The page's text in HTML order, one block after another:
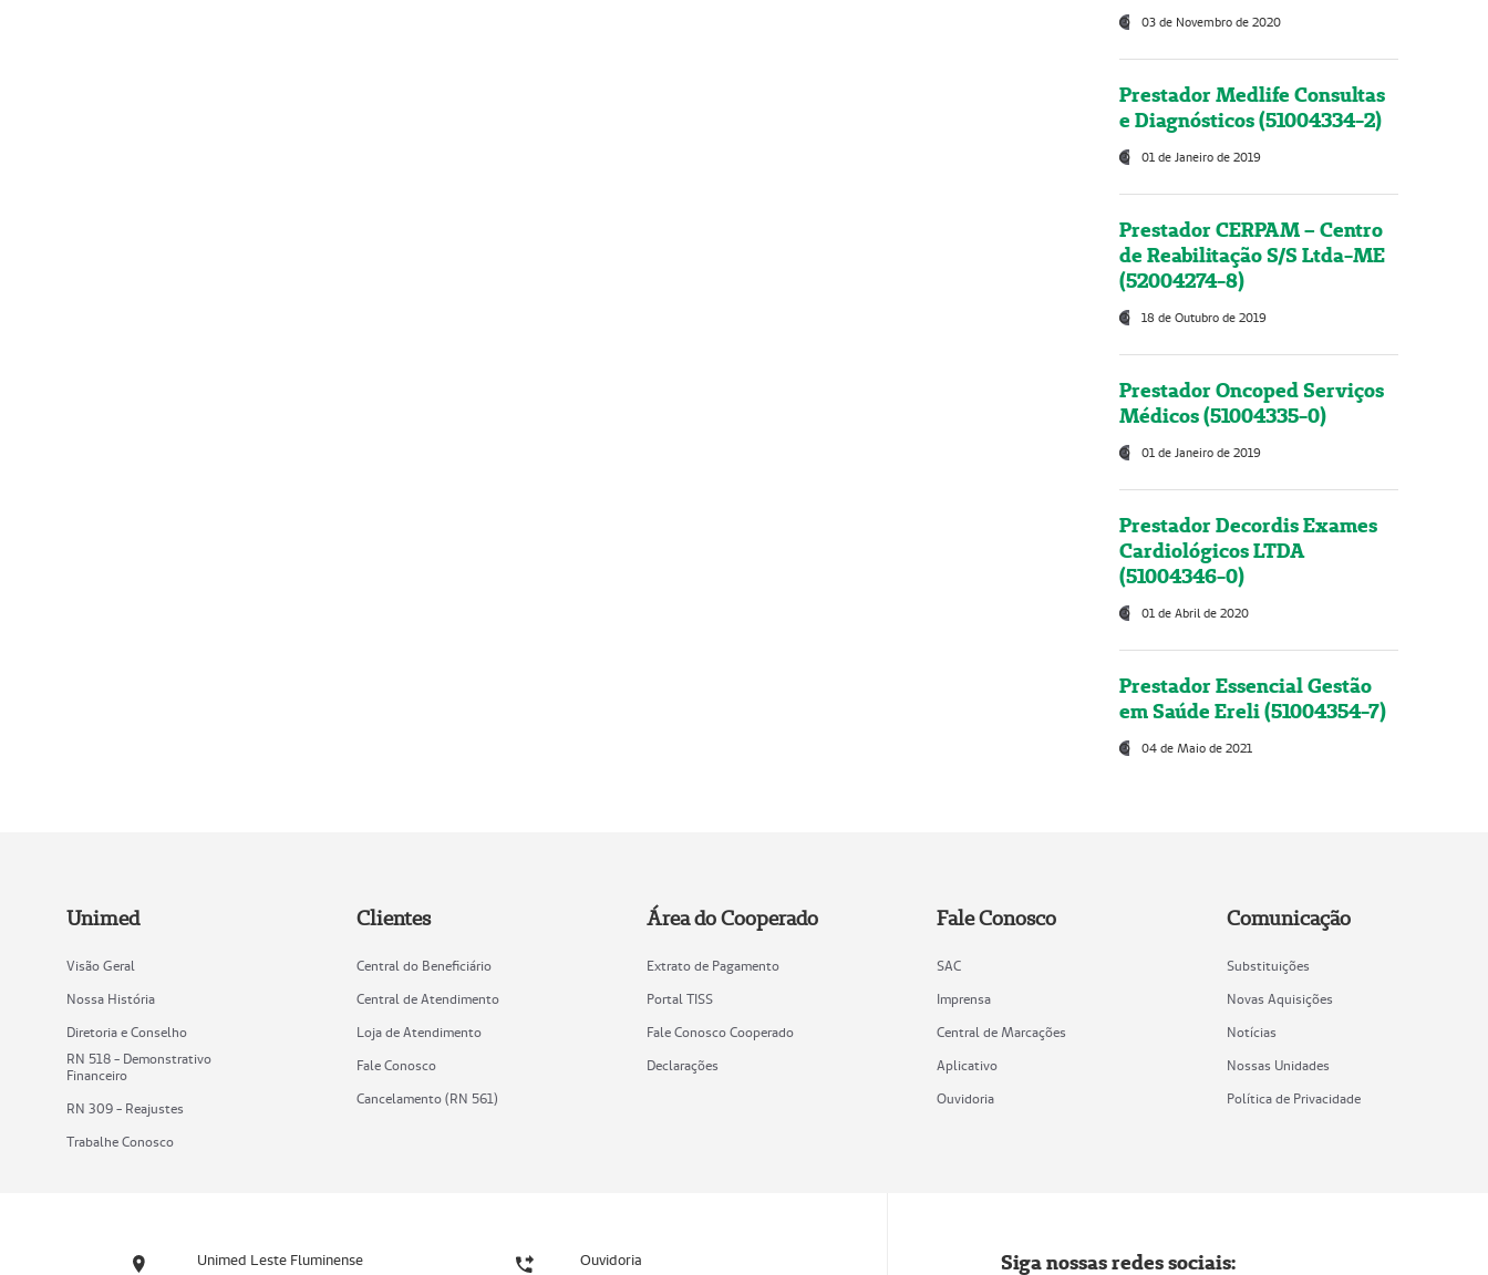
03 de Novembro de 2020
Prestador Medlife Consultas
e Diagnósticos (51004334-2)
01 de Janeiro de 2019
Prestador CERPAM – Centro
de Reabilitação S/S Ltda-ME
(52004274-8)
18 de Outubro de 2019
Prestador Oncoped Serviços
Médicos (51004335-0)
01 de Janeiro de 2019
Prestador Decordis Exames
Cardiológicos LTDA
(51004346-0)
01 de Abril de 2020
Prestador Essencial Gestão
em Saúde Ereli (51004354-7)
04 de Maio de 2021
Unimed
Visão Geral
Nossa História
Diretoria e Conselho
RN 518 - Demonstrativo
Financeiro
RN 309 - Reajustes
Trabalhe Conosco
Clientes
Central do Beneficiário
Central de Atendimento
Loja de Atendimento
Fale Conosco
Cancelamento (RN 561)
Área do Cooperado
Extrato de Pagamento
Portal TISS
Fale Conosco Cooperado
Declarações
Fale Conosco
SAC
Imprensa
Central de Marcações
Aplicativo
Ouvidoria
Comunicação
Substituições
Novas Aquisições
Notícias
Nossas Unidades
Política de Privacidade
Unimed Leste Fluminense Ouvidoria Siga nossas redes sociais: